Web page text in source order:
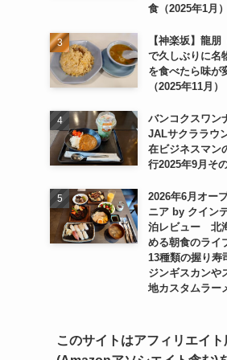
食（2025年1月）
【神楽坂】龍朋
で久しぶりに名
を食べたら味が
（2025年11月）
バンコクスワン
JALサクララウ
在ビジネスマン
行2025年9月その
2026年6月オー
ニア by クイン
泊レビュー 北
める朝食のライ
13種類の握り寿
ジンギスカンや
地カスタムラー
このサイトはアフィリエイト